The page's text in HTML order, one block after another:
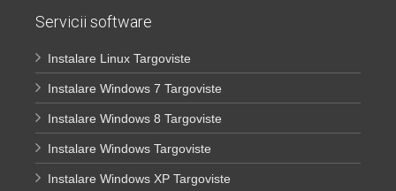
Servicii software
Instalare Linux Targoviste
Instalare Windows 7 Targoviste
Instalare Windows 8 Targoviste
Instalare Windows Targoviste
Instalare Windows XP Targoviste